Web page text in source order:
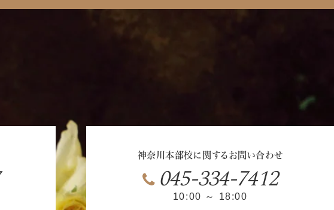
神奈川本部校に関するお問い合わせ
045-334-7412
10:00 ～ 18:00